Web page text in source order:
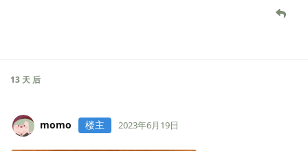
13 天 后
momo 楼主 2023年6月19日